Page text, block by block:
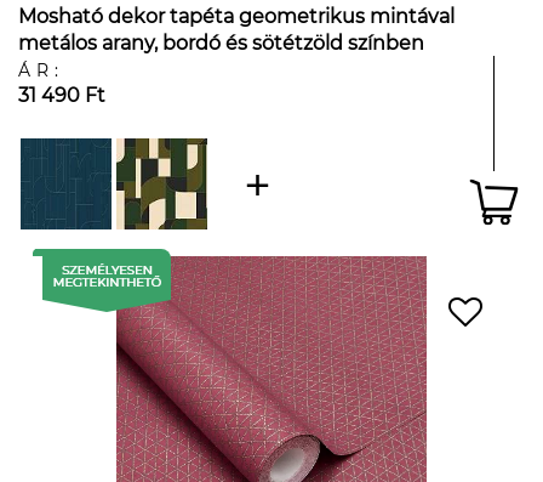
Mosható dekor tapéta geometrikus mintával
metálos arany, bordó és sötétzöld színben
ÁR:
31 490 Ft